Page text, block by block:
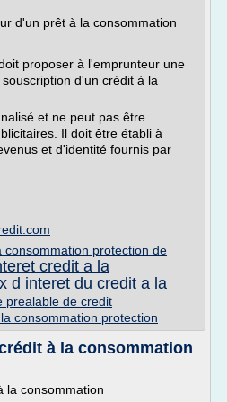
d'un prêt à la consommation
proposer à l'emprunteur une
d'un crédit à la
et ne peut pas être
Il doit être établi à
et d'identité fournis par
consommation protection de
credit a la
d interet du credit a la
prealable de credit
consommation protection
à la consommation
la consommation